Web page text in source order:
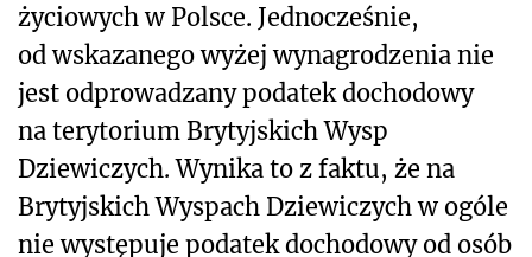
życiowych w Polsce. Jednocześnie,
od wskazanego wyżej wynagrodzenia nie
jest odprowadzany podatek dochodowy
na terytorium Brytyjskich Wysp
Dziewiczych. Wynika to z faktu, że na
Brytyjskich Wyspach Dziewiczych w ogóle
nie występuje podatek dochodowy od osób